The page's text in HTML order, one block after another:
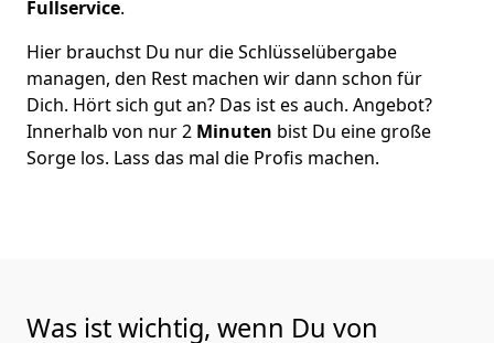
Fullservice.
Hier brauchst Du nur die Schlüsselübergabe
managen, den Rest machen wir dann schon für
Dich. Hört sich gut an? Das ist es auch. Angebot?
Innerhalb von nur 2 Minuten bist Du eine große
Sorge los. Lass das mal die Profis machen.
Was ist wichtig, wenn Du von